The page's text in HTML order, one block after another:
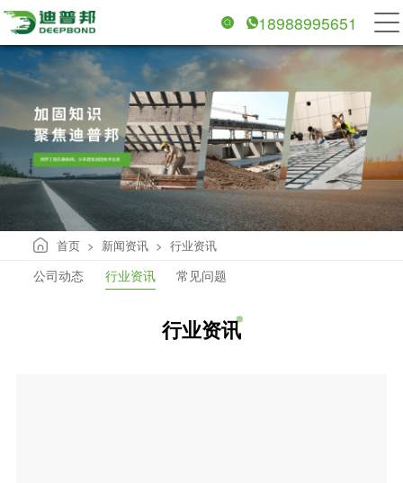
18988995651
首页> 新闻资讯> 行业资讯
公司动态 行业资讯 常见问题
行业资讯